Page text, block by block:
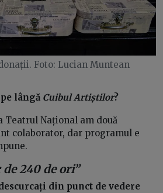
Foto: Lucian Muntean
lângă Cuibul Artiștilor?
Teatrul Național am două
colaborator, dar programul e
240 de ori”
din punct de vedere